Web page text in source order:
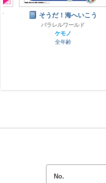
そうだ！海へいこう
パラレルワールド
ケモノ
全年齢
No.